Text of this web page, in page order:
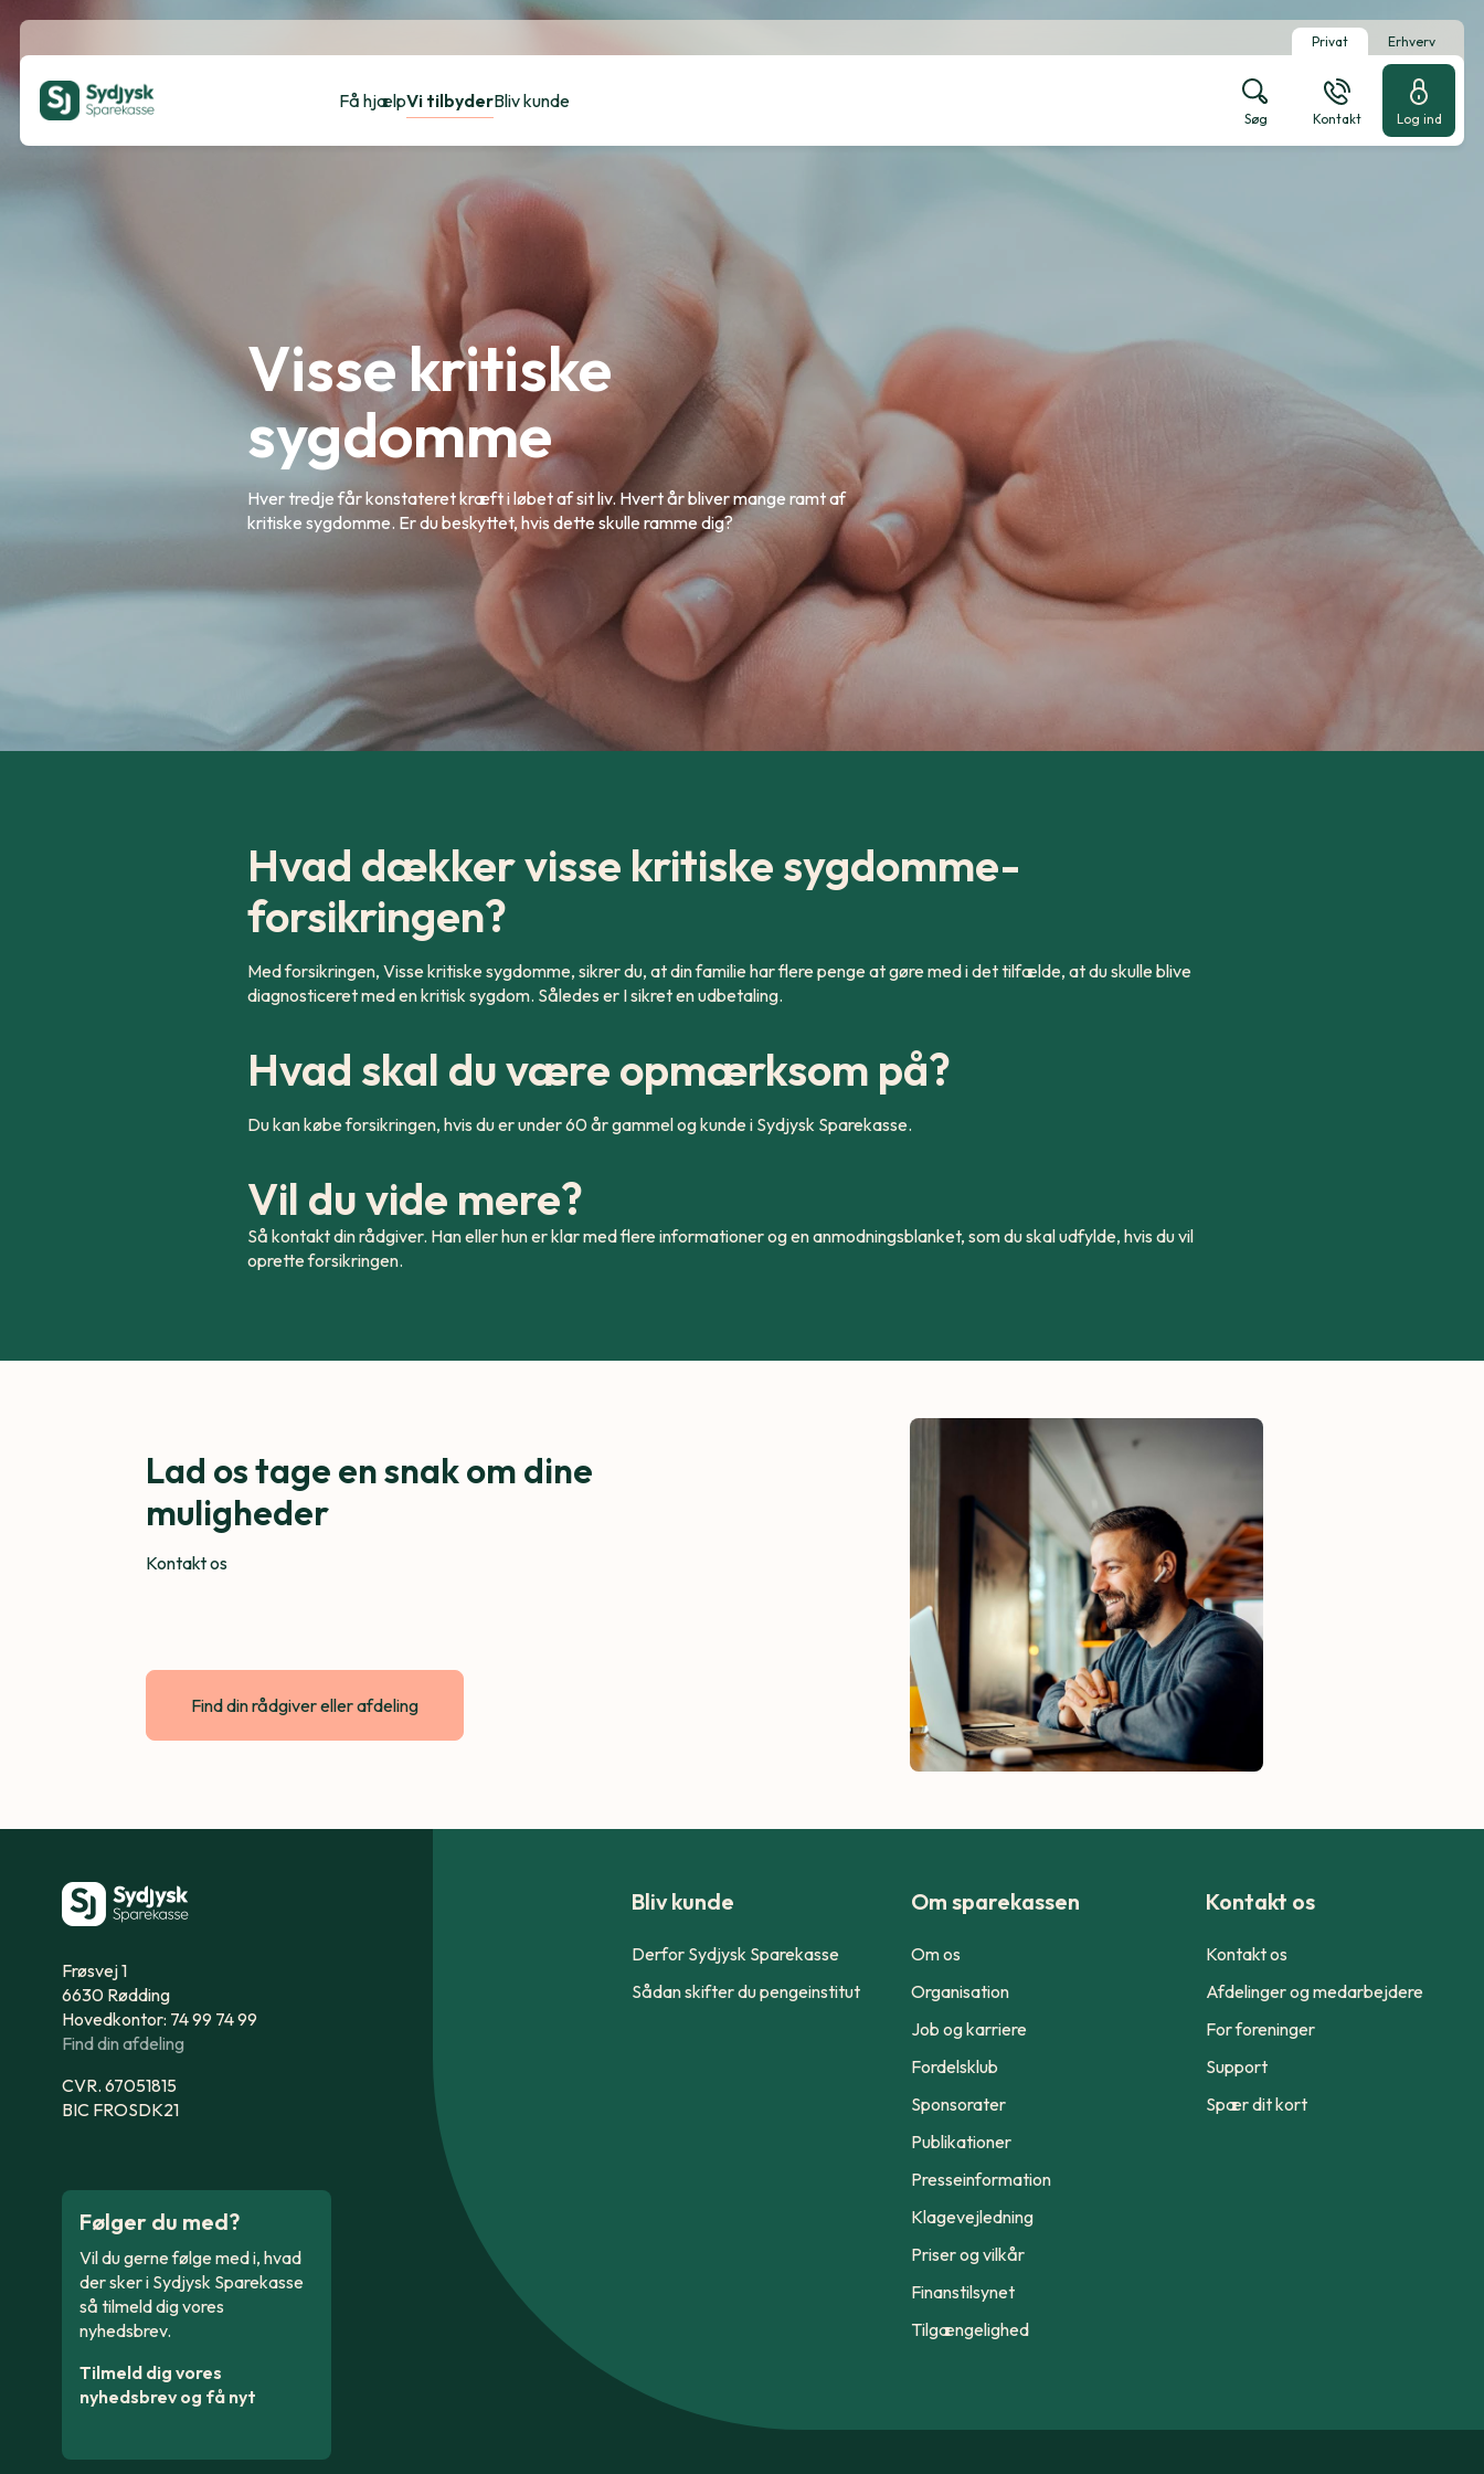
Privat Erhverv
Få hjælpVi tilbyderBliv kunde
Søg Kontakt Log ind
Visse kritiske
sygdomme
Hver tredje får konstateret kræft i løbet af sit liv. Hvert år bliver mange ramt af
kritiske sygdomme. Er du beskyttet, hvis dette skulle ramme dig?
Hvad dækker visse kritiske sygdomme-
forsikringen?
Med forsikringen, Visse kritiske sygdomme, sikrer du, at din familie har flere penge at gøre med i det tilfælde, at du skulle blive
diagnosticeret med en kritisk sygdom. Således er I sikret en udbetaling.
Hvad skal du være opmærksom på?
Du kan købe forsikringen, hvis du er under 60 år gammel og kunde i Sydjysk Sparekasse.
Vil du vide mere?
Så kontakt din rådgiver. Han eller hun er klar med flere informationer og en anmodningsblanket, som du skal udfylde, hvis du vil
oprette forsikringen.
Lad os tage en snak om dine
muligheder
Kontakt os
Find din rådgiver eller afdeling
Bliv kunde
Derfor Sydjysk Sparekasse
Sådan skifter du pengeinstitut
Om sparekassen
Om os
Organisation
Job og karriere
Fordelsklub
Sponsorater
Publikationer
Presseinformation
Klagevejledning
Priser og vilkår
Finanstilsynet
Tilgængelighed
Kontakt os
Kontakt os
Afdelinger og medarbejdere
For foreninger
Support
Spær dit kort
Frøsvej 1
6630 Rødding
Hovedkontor: 74 99 74 99
Find din afdeling
CVR. 67051815
BIC FROSDK21
Følger du med?
Vil du gerne følge med i, hvad
der sker i Sydjysk Sparekasse
så tilmeld dig vores
nyhedsbrev.
Tilmeld dig vores
nyhedsbrev og få nyt